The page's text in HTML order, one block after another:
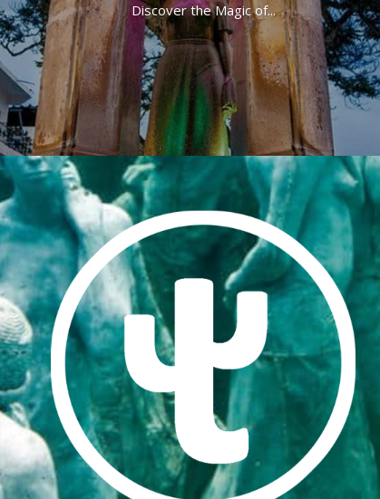
Discover the Magic of...